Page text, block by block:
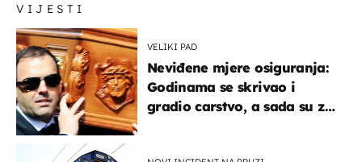
VIJESTI
VELIKI PAD
Neviđene mjere osiguranja:
Godinama se skrivao i
gradio carstvo, a sada su za